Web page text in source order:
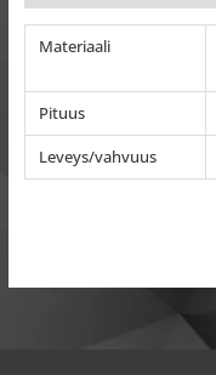
Materiaali
Pituus
Leveys/vahvuus